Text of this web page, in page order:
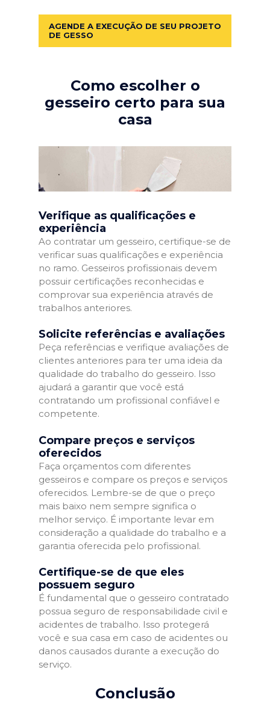
AGENDE A EXECUÇÃO DE SEU PROJETO
DE GESSO
Como escolher o
gesseiro certo para sua
casa
Verifique as qualificações e
experiência
Ao contratar um gesseiro, certifique-se de
verificar suas qualificações e experiência
no ramo. Gesseiros profissionais devem
possuir certificações reconhecidas e
comprovar sua experiência através de
trabalhos anteriores.
Solicite referências e avaliações
Peça referências e verifique avaliações de
clientes anteriores para ter uma ideia da
qualidade do trabalho do gesseiro. Isso
ajudará a garantir que você está
contratando um profissional confiável e
competente.
Compare preços e serviços
oferecidos
Faça orçamentos com diferentes
gesseiros e compare os preços e serviços
oferecidos. Lembre-se de que o preço
mais baixo nem sempre significa o
melhor serviço. É importante levar em
consideração a qualidade do trabalho e a
garantia oferecida pelo profissional.
Certifique-se de que eles
possuem seguro
É fundamental que o gesseiro contratado
possua seguro de responsabilidade civil e
acidentes de trabalho. Isso protegerá
você e sua casa em caso de acidentes ou
danos causados durante a execução do
serviço.
Conclusão